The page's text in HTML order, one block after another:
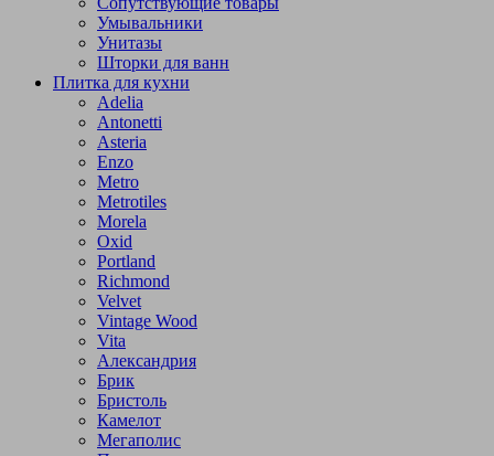
Умывальники
Унитазы
Шторки для ванн
Плитка для кухни
Adelia
Antonetti
Asteria
Enzo
Metro
Metrotiles
Morela
Oxid
Portland
Richmond
Velvet
Vintage Wood
Vita
Александрия
Брик
Бристоль
Камелот
Мегаполис